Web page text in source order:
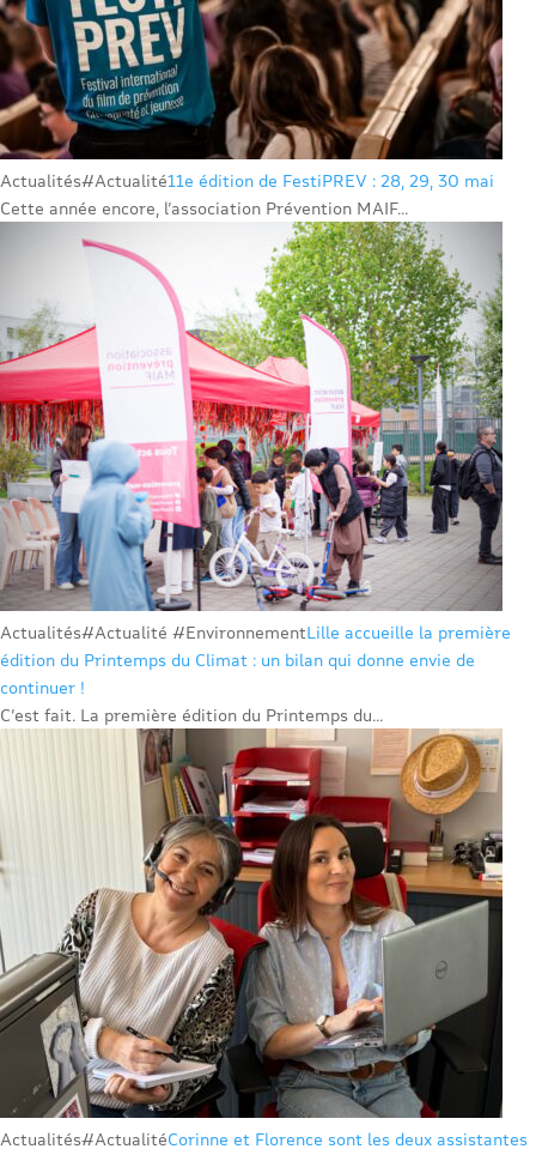
Actualités#Actualité11e édition de FestiPREV : 28, 29, 30 mai
Cette année encore, l’association Prévention MAIF...
Actualités#Actualité #EnvironnementLille accueille la première
édition du Printemps du Climat : un bilan qui donne envie de
continuer !
C’est fait. La première édition du Printemps du...
Actualités#ActualitéCorinne et Florence sont les deux assistantes